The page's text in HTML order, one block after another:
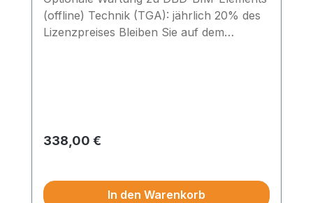
(offline) Technik (TGA): jährlich 20% des
Lizenzpreises Bleiben Sie auf dem
Regulärer Preis:
338,00 €
In den Warenkorb